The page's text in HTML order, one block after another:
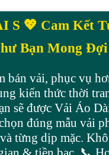
S 💖 Cam Kết
Bạn Mong Đợi
bán vải, phục vụ
kiến thức thời
sẽ được Vải Áo
đúng mẫu vải
từng dịp mặc.